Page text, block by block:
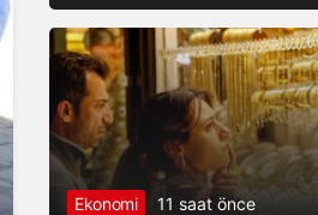
Ekonomi 11 saat önce